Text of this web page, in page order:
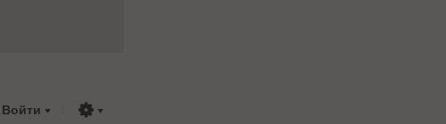
Войти